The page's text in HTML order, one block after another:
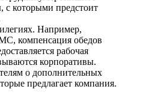
с которыми предстоит
Например,
компенсация обедов
рабочая
корпоративы.
о дополнительных
предлагает компания.